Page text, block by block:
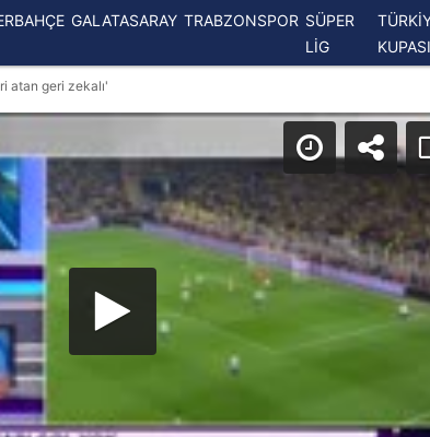
GALATASARAY TRABZONSPOR SÜPER
LİG
KUPASI
atan geri zekalı'